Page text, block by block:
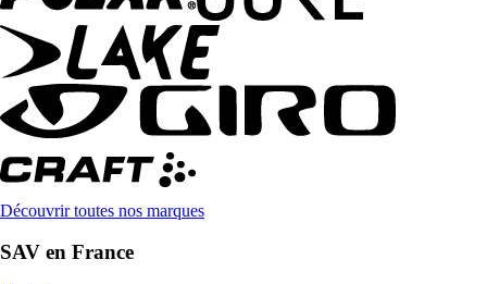
Découvrir toutes nos marques
SAV en France